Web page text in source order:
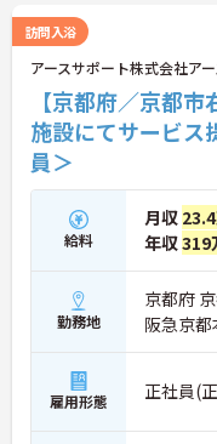
・65歳の定年後も70歳
続けることが可能です。
訪問入浴
アースサポート株式会社ア
【京都府／京都
施設にてサービス
員＞
給料
月収
年収319
勤務地
京都府
阪急京
雇用形態 正社員(